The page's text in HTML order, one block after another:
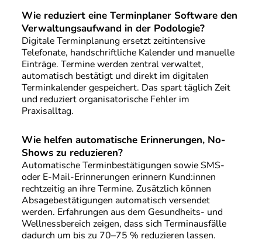
Wie reduzierteine Terminplaner Software den
Verwaltungsaufwand in der Podologie?
Digitale Terminplanung ersetzt zeitintensive
Telefonate, handschriftliche Kalender und manuelle
Einträge. Termine werden zentral verwaltet,
automatisch bestätigt und direkt im digitalen
Terminkalender gespeichert. Das spart täglich Zeit
und reduziert organisatorische Fehler im
Praxisalltag.
Wie helfen automatische Erinnerungen, No-
Shows zu reduzieren?
Automatische Terminbestätigungen sowie SMS-
oder E-Mail-Erinnerungen erinnern Kund:innen
rechtzeitig an ihre Termine. Zusätzlich können
Absagebestätigungen automatisch versendet
werden. Erfahrungen aus dem Gesundheits- und
Wellnessbereich zeigen, dass sich Terminausfälle
dadurch um bis zu 70–75 % reduzieren lassen.